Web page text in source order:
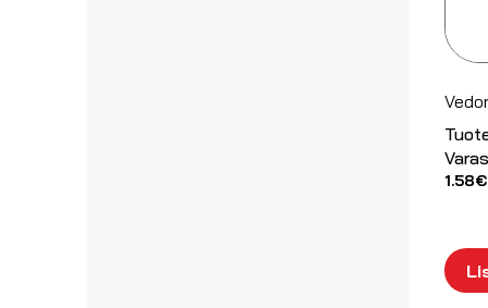
1.58€